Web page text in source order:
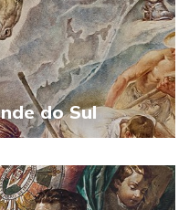
do Sul